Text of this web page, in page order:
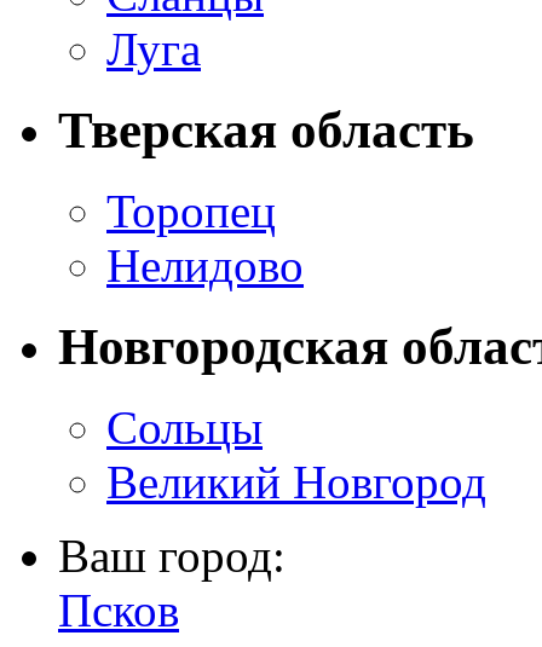
Луга
Тверская область
Торопец
Нелидово
Новгородская
Сольцы
Великий Новгород
Ваш город:
Псков